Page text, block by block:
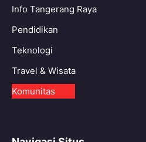
Info Tangerang Raya
Pendidikan
Teknologi
Travel & Wisata
Komunitas